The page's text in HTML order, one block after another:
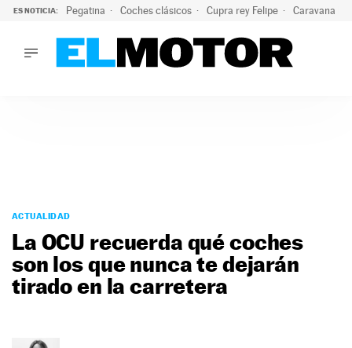
ES NOTICIA: Pegatina Coches clásicos Cupra rey Felipe Caravana
PODCAST
MOTOS
TECNOLOGÍA
SUPERCOCHES
SERVICIOS
ACTUALIDAD
La OCU recuerda qué coches
son los que nunca te dejarán
tirado en la carretera